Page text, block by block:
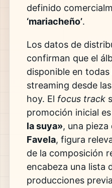
definido
‘mariacheño’.
Los datos de
confirman que el
disponible en
streaming desde
hoy. El focus track
promoción inicial es
la suya», una
Favela, figura
de la composición
encabeza una lista
producciones